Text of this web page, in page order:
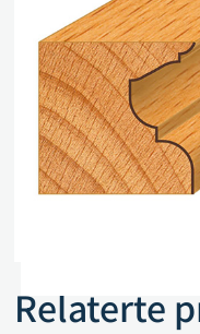
Beskrivelse
Relaterte